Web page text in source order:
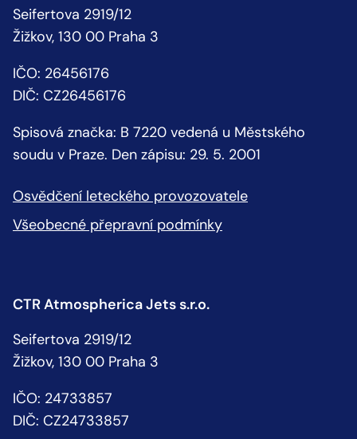
Seifertova 2919/12
Žižkov, 130 00 Praha 3
IČO: 26456176
DIČ: CZ26456176
Spisová značka: B 7220 vedená u Městského
soudu v Praze. Den zápisu: 29. 5. 2001
Osvědčení leteckého provozovatele
Všeobecné přepravní podmínky
CTR Atmospherica Jets s.r.o.
Seifertova 2919/12
Žižkov, 130 00 Praha 3
IČO: 24733857
DIČ: CZ24733857